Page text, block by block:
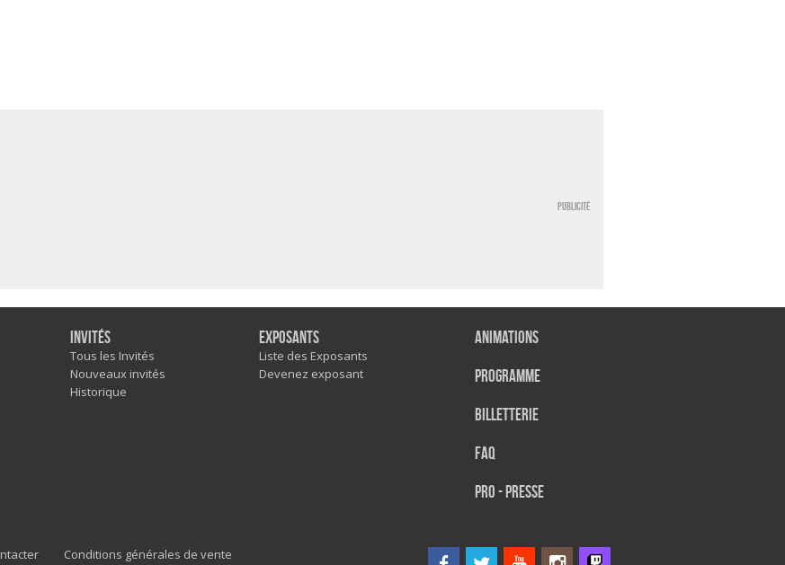
Publicité
Invités
Tous les Invités
Nouveaux invités
Historique
Exposants
Liste des Exposants
Devenez exposant
Animations
Programme
Billetterie
FAQ
Pro - presse
Conditions générales de vente